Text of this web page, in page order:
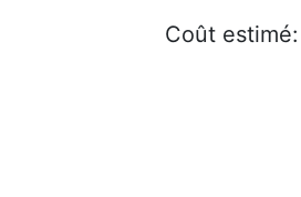
Coût estimé: